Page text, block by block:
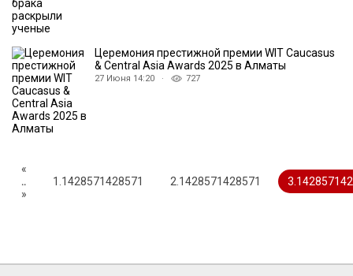
Церемония престижной премии WIT Caucasus
& Central Asia Awards 2025 в Алматы
27 Июня 14:20 · 727
«
..
1.1428571428571 2.1428571428571
»